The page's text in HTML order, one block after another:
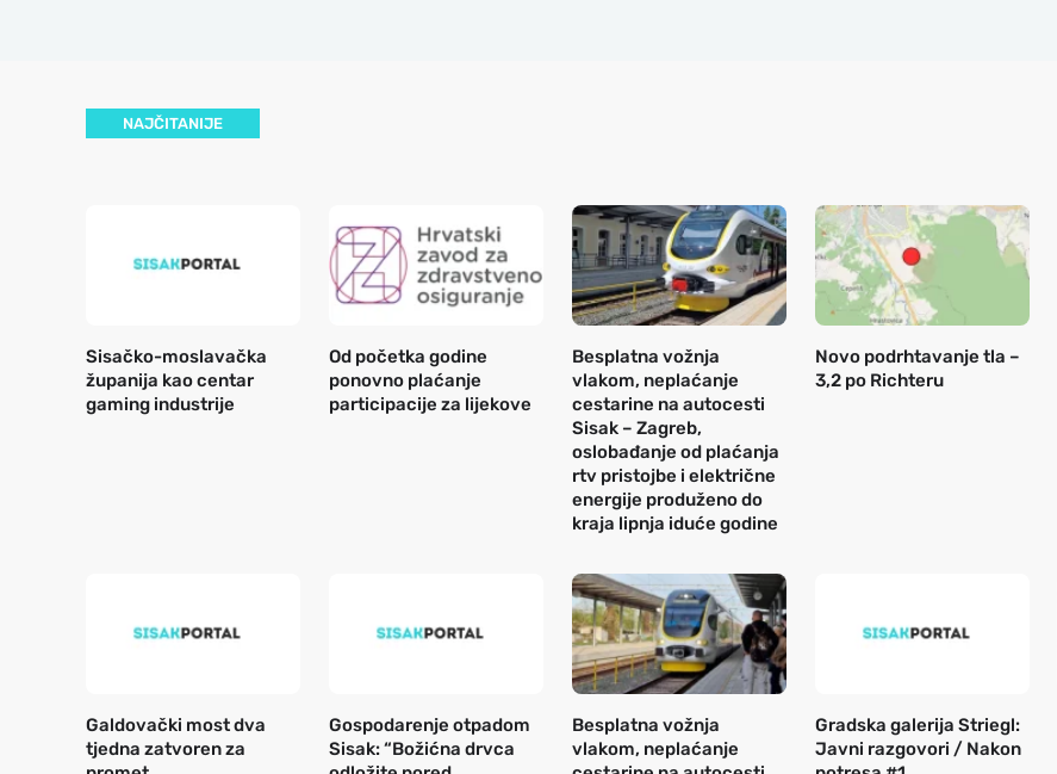
NAJČITANIJE
Sisačko-moslavačka
županija kao centar
gaming industrije
Od početka godine
ponovno plaćanje
participacije za lijekove
Besplatna vožnja
vlakom, neplaćanje
cestarine na autocesti
Sisak – Zagreb,
oslobađanje od plaćanja
rtv pristojbe i električne
energije produženo do
kraja lipnja iduće godine
Novo podrhtavanje tla –
3,2 po Richteru
Galdovački most dva
tjedna zatvoren za
Gospodarenje otpadom
Sisak: “Božićna drvca
Besplatna vožnja
vlakom, neplaćanje
Gradska galerija Striegl:
Javni razgovori / Nakon